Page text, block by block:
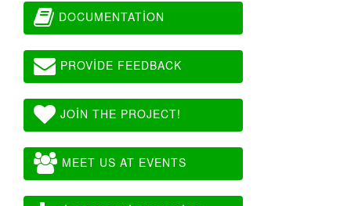
DOCUMENTATION
PROVIDE FEEDBACK
JOIN THE PROJECT!
MEET US AT EVENTS